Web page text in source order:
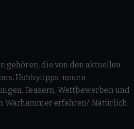
gehören, die von den aktuellen
Hobbytipps, neuen
Teasern, Wettbewerben und
Warhammer erfahren? Natürlich